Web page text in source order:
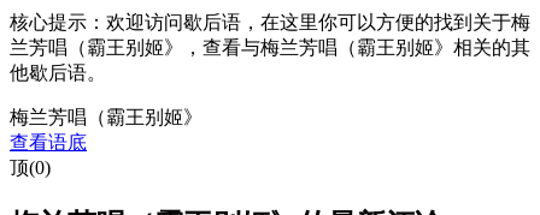
核心提示： 欢迎访问歇后语，在这里你可以方便的找到关于梅
兰芳唱（霸王别姬》，查看与梅兰芳唱（霸王别姬》相关的其
他歇后语。
梅兰芳唱（霸王别姬》
查看语底
顶(0)